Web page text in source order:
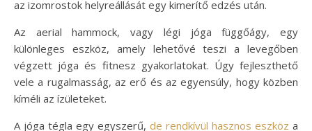
az izomrostok helyreállását egy kimerítő edzés után.
Az aerial hammock, vagy légi jóga függőágy, egy
különleges eszköz, amely lehetővé teszi a levegőben
végzett jóga és fitnesz gyakorlatokat. Úgy fejleszthető
vele a rugalmasság, az erő és az egyensúly, hogy közben
kíméli az ízületeket.
A jóga tégla egy egyszerű, de rendkívül hasznos eszköz a